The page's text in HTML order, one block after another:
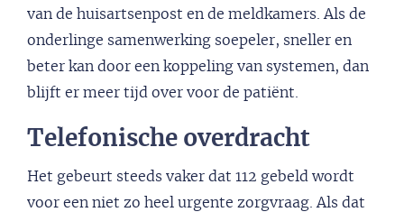
van de huisartsenpost en de meldkamers. Als de
onderlinge samenwerking soepeler, sneller en
beter kan door een koppeling van systemen, dan
blijft er meer tijd over voor de patiënt.
Telefonische overdracht
Het gebeurt steeds vaker dat 112 gebeld wordt
voor een niet zo heel urgente zorgvraag. Als dat